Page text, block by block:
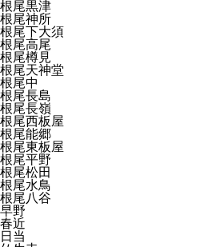
根尾黒津
根尾神所
根尾下大須
根尾高尾
根尾樽見
根尾天神堂
根尾中
根尾長島
根尾長嶺
根尾西板屋
根尾能郷
根尾東板屋
根尾平野
根尾松田
根尾水鳥
根尾八谷
早野
春近
日当